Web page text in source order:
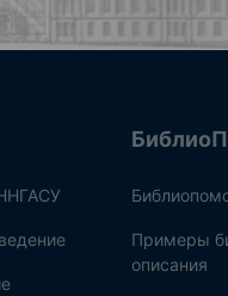
Примеры
описания